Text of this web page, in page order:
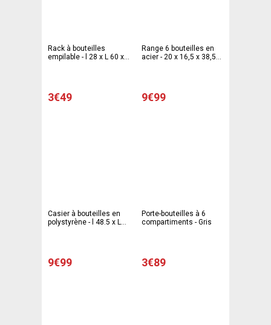
Rack à bouteilles
empilable - l 28 x L 60 x
3€49
Range 6 bouteilles en
acier - 20 x 16,5 x 38,5
9€99
Casier à bouteilles en
polystyrène - l 48.5 x L
9€99
Porte-bouteilles à 6
compartiments - Gris
3€89